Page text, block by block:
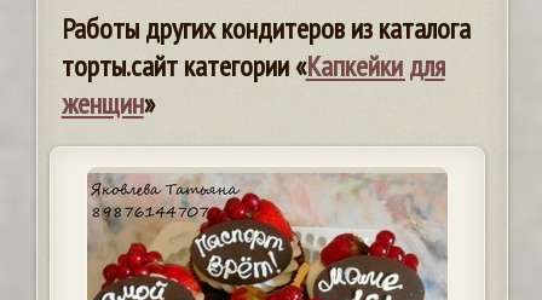
Работы других кондитеров из каталога
торты.сайт категории «Капкейки для
женщин»